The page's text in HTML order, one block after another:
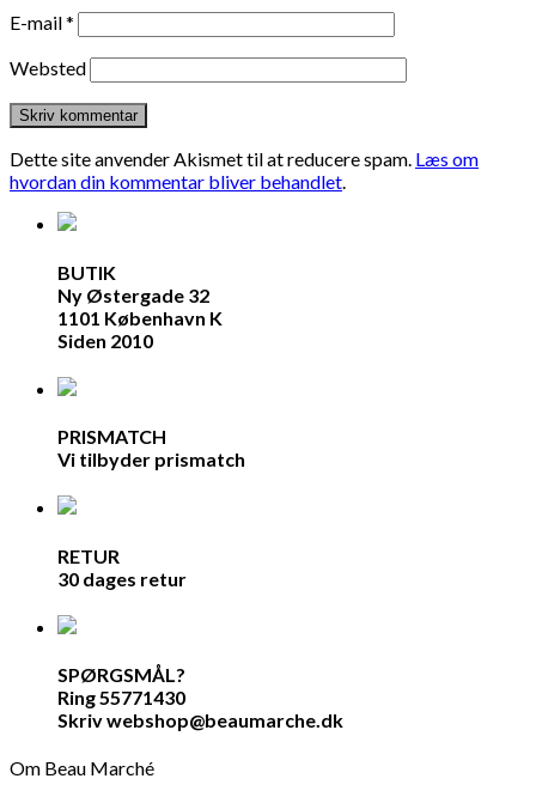
E-mail*
Websted
Dette site anvender Akismet til at reducere spam. Læs om
hvordan din kommentar bliver behandlet.
BUTIK
Ny Østergade 32
1101 København K
Siden 2010
PRISMATCH
Vi tilbyder prismatch
RETUR
30 dages retur
SPØRGSMÅL?
Ring 55771430
Skriv webshop@beaumarche.dk
Om Beau Marché